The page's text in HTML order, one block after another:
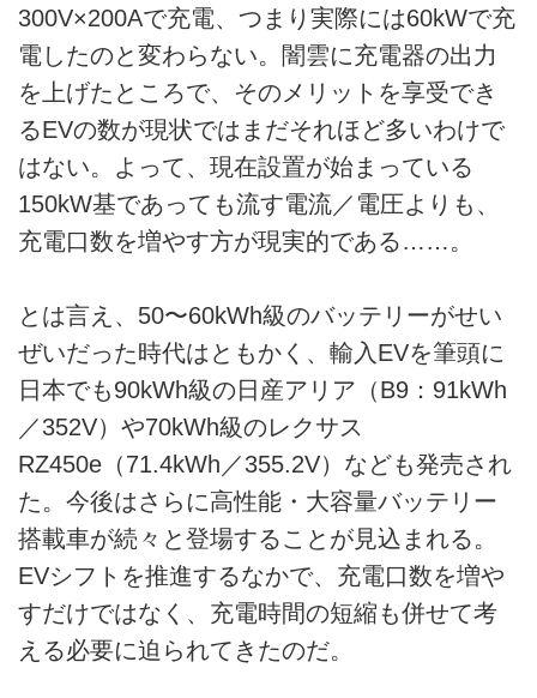
300V×200Aで充電、つまり実際には60kWで充
電したのと変わらない。闇雲に充電器の出力
を上げたところで、そのメリットを享受でき
るEVの数が現状ではまだそれほど多いわけで
はない。よって、現在設置が始まっている
150kW基であっても流す電流／電圧よりも、
充電口数を増やす方が現実的である……。
とは言え、50〜60kWh級のバッテリーがせい
ぜいだった時代はともかく、輸入EVを筆頭に
日本でも90kWh級の日産アリア（B9：91kWh
／352V）や70kWh級のレクサス
RZ450e（71.4kWh／355.2V）なども発売され
た。今後はさらに高性能・大容量バッテリー
搭載車が続々と登場することが見込まれる。
EVシフトを推進するなかで、充電口数を増や
すだけではなく、充電時間の短縮も併せて考
える必要に迫られてきたのだ。